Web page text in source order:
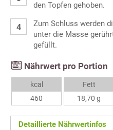
den Topfen gehoben.
Zum Schluss werden
unter die Masse
gefüllt.
Nährwert pro Portion
kcal
460
Fett
18,70 g
Detaillierte Nährwertinfos